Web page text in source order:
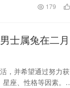
179
士属兔在二月
，并希望通过努力获
座、性格等因素。